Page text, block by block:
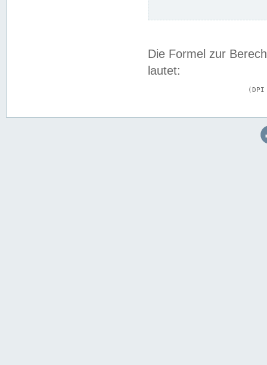
Die Formel zur
lautet: